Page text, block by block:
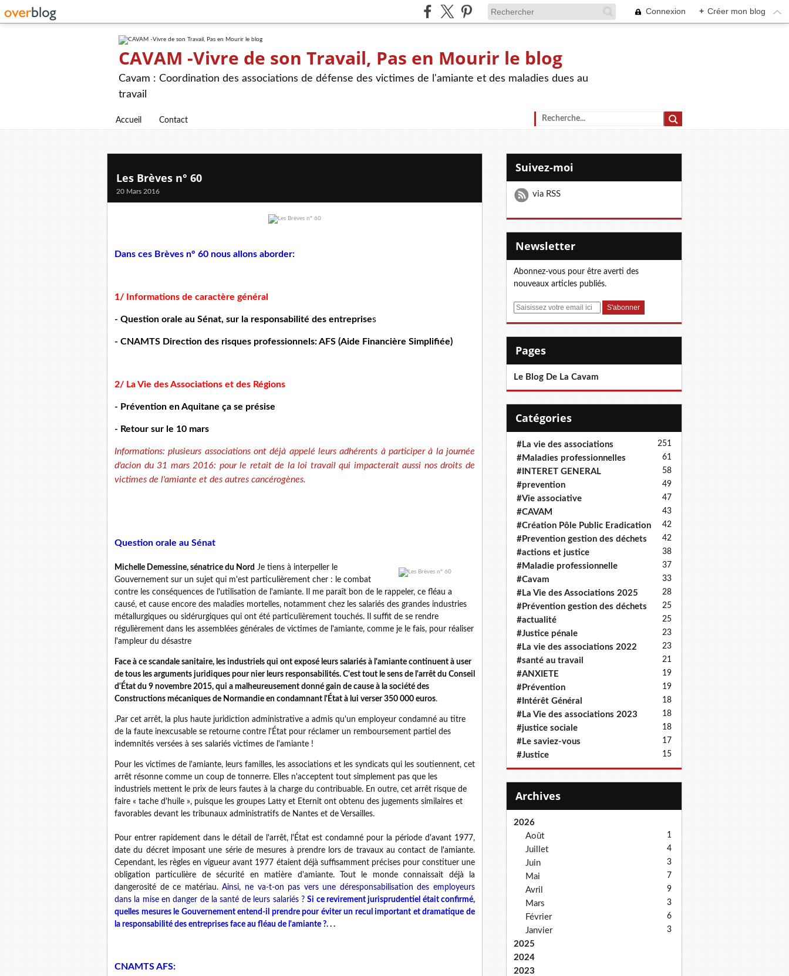
Connexion + Créer mon blog
CAVAM -Vivre de son Travail, Pas en Mourir le blog
Cavam : Coordination des associations de défense des victimes de l'amiante et des maladies dues au
travail
Accueil Contact
Les Brèves n° 60
20 Mars 2016
Dans ces Brèves n° 60 nous allons aborder:
1/ Informations de caractère général
- Question orale au Sénat, sur la responsabilité des entreprises
- CNAMTS Direction des risques professionnels: AFS (Aide Financière Simplifiée)
2/ La Vie des Associations et des Régions
- Prévention en Aquitane ça se présise
- Retour sur le 10 mars
Informations: plusieurs associations ont déjà appelé leurs adhérents à participer à la journée
d'acion du 31 mars 2016: pour le retait de la loi travail qui impacterait aussi nos droits de
victimes de l'amiante et des autres cancérogènes.
Question orale au Sénat
Michelle Demessine, sénatrice du Nord Je tiens à interpeller le
Gouvernement sur un sujet qui m'est particulièrement cher : le combat
contre les conséquences de l'utilisation de l'amiante. Il me paraît bon de le rappeler, ce fléau a
causé, et cause encore des maladies mortelles, notamment chez les salariés des grandes industries
métallurgiques ou sidérurgiques qui ont été particulièrement touchés. Il suffit de se rendre
régulièrement dans les assemblées générales de victimes de l'amiante, comme je le fais, pour réaliser
l'ampleur du désastre
Face à ce scandale sanitaire, les industriels qui ont exposé leurs salariés à l'amiante continuent à user
de tous les arguments juridiques pour nier leurs responsabilités. C'est tout le sens de l'arrêt du Conseil
d'État du 9 novembre 2015, qui a malheureusement donné gain de cause à la société des
Constructions mécaniques de Normandie en condamnant l'État à lui verser 350 000 euros.
.Par cet arrêt, la plus haute juridiction administrative a admis qu'un employeur condamné au titre
de la faute inexcusable se retourne contre l'État pour réclamer un remboursement partiel des
indemnités versées à ses salariés victimes de l'amiante !
Pour les victimes de l'amiante, leurs familles, les associations et les syndicats qui les soutiennent, cet
arrêt résonne comme un coup de tonnerre. Elles n'acceptent tout simplement pas que les
industriels mettent le prix de leurs fautes à la charge du contribuable. En outre, cet arrêt risque de
faire « tache d'huile », puisque les groupes Latty et Eternit ont obtenu des jugements similaires et
favorables devant les tribunaux administratifs de Nantes et de Versailles.
Pour entrer rapidement dans le détail de l'arrêt, l'État est condamné pour la période d'avant 1977,
date du décret imposant une série de mesures à prendre lors de travaux au contact de l'amiante.
Cependant, les règles en vigueur avant 1977 étaient déjà suffisamment précises pour constituer une
obligation particulière de sécurité en matière d'amiante. Tout le monde connaissait déjà la
dangerosité de ce matériau.Ainsi, ne va-t-on pas vers une déresponsabilisation des employeurs
dans la mise en danger de la santé de leurs salariés ? Si ce revirement jurisprudentiel était confirmé,
quelles mesures le Gouvernement entend-il prendre pour éviter un recul important et dramatique de
la responsabilité des entreprises face au fléau de l'amiante ?. . .
CNAMTS AFS:
Suivez-moi
via RSS
Newsletter
Abonnez-vous pour être averti des
nouveaux articles publiés.
E
Pages
Le Blog De La Cavam
Catégories
#La vie des associations 251
#Maladies professionnelles 61
#INTERET GENERAL 58
#prevention 49
#Vie associative 47
#CAVAM 43
#Création Pôle Public Eradication 42
#Prevention gestion des déchets 42
#actions et justice 38
#Maladie professionnelle 37
#Cavam 33
#La Vie des Associations 2025 28
#Prévention gestion des déchets 25
#actualité 25
#Justice pénale 23
#La vie des associations 2022 23
#santé au travail 21
#ANXIETE 19
#Prévention 19
#Intérêt Général 18
#La Vie des associations 2023 18
#justice sociale 18
#Le saviez-vous 17
#Justice 15
Archives
2026
Août
1
Juillet 4
Juin 3
Mai 7
Avril 9
Mars 3
Février 6
Janvier 3
2025
2024
2023